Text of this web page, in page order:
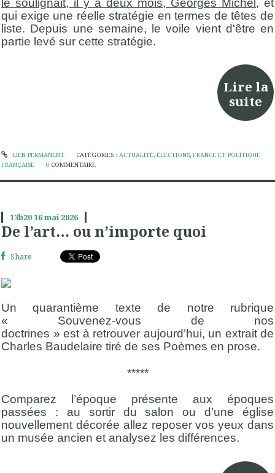
qui exige une réelle stratégie en termes de têtes de
liste. Depuis une semaine, le voile vient d'être en
partie levé sur cette stratégie.
Lire la
suite
LIEN PERMANENT CATÉGORIES : ACTUALITÉ, ÉLECTIONS, FRANCE ET POLITIQUE
FRANÇAISE
0 COMMENTAIRE
13h2016mai 2026
De l’art… ou n’importe quoi
Share
Unquarantième texte de notre rubrique
« Souvenez-vous de nos
doctrines » est à retrouver aujourd’hui, un extrait de
Charles Baudelaire tiré de ses Poèmes en prose.
*****
Comparez l’époque présente aux époques
passées : au sortir du salon ou d’une église
nouvellement décorée allez reposer vos yeux dans
un musée ancien et analysez les différences.